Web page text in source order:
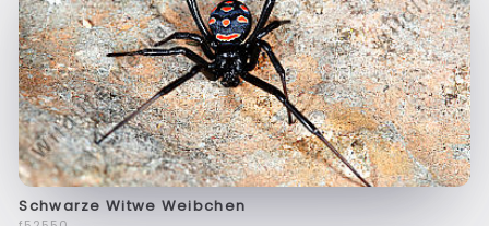
Schwarze Witwe Weibchen